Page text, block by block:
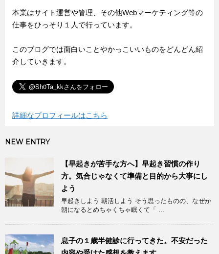
本業はサイト運営や管理、その他Webマーケティング等の
仕事をひっそり１人で行っています。
このブログでは面白いことやかっこいいものをどんどん紹
介していきます。
詳細なプロフィールはこちら
NEW ENTRY
【早起きが苦手な方へ】早起き習慣の作り
方。気合じゃなくて準備と目的から大事にし
よう
早起きしよう 朝活しよう そう思ったものの、なぜか
朝になるとめちゃくちゃ眠くて「 ...
息子の１歳半健診に行ってきた。不安だった